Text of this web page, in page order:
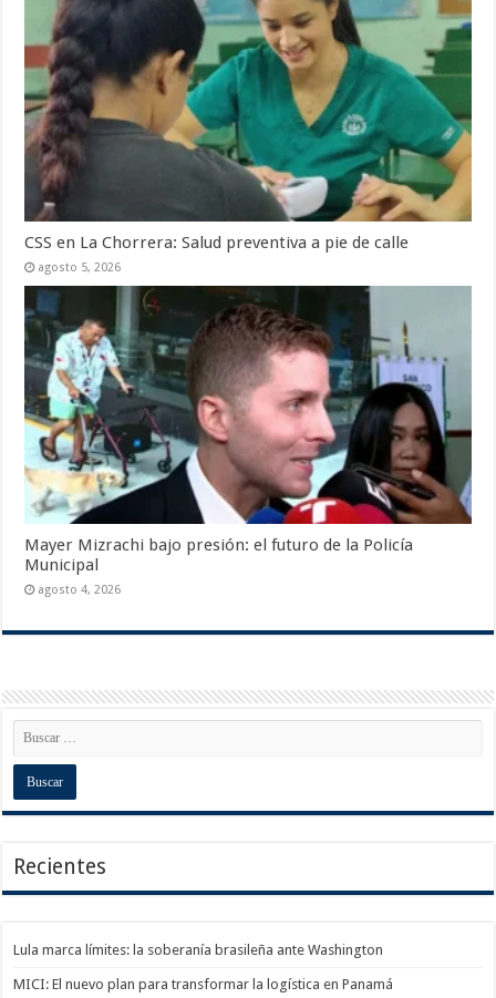
CSS en La Chorrera: Salud preventiva a pie de calle
agosto 5, 2026
Mayer Mizrachi bajo presión: el futuro de la Policía
Municipal
agosto 4, 2026
Recientes
Lula marca límites: la soberanía brasileña ante Washington
MICI: El nuevo plan para transformar la logística en Panamá